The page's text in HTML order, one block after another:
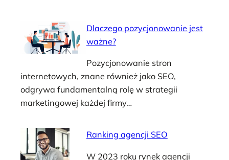
Dlaczego pozycjonowanie jest
ważne?
Pozycjonowanie stron
internetowych, znane również jako SEO,
odgrywa fundamentalną rolę w strategii
marketingowej każdej firmy…
Ranking agencji SEO
W 2023 roku rynek agencji